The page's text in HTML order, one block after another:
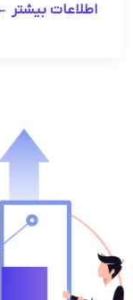
اطلاعات بیشتر